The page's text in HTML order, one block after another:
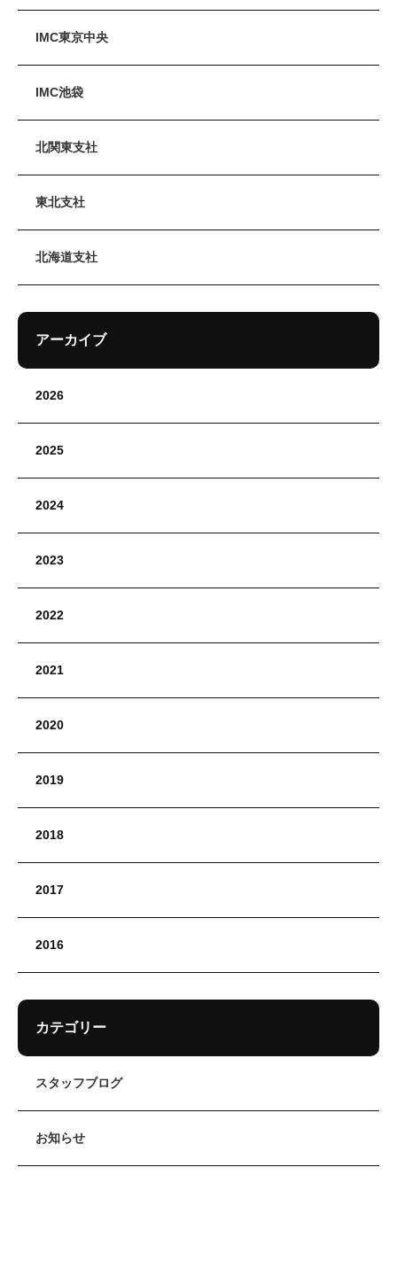
IMC東京中央
IMC池袋
北関東支社
東北支社
北海道支社
アーカイブ
2026
2025
2024
2023
2022
2021
2020
2019
2018
2017
2016
カテゴリー
スタッフブログ
お知らせ